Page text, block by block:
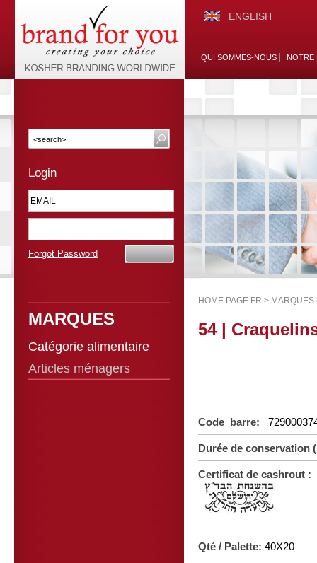
ENGLISH
QUI SOMMES-NOUS NOTRE
Login
Forgot Password
MARQUES
Catégorie alimentaire
Articles ménagers
HOME PAGE FR > MARQUES
54 |
Code barre:
Durée de
Certificat de cashrout :
Qté / Palette: 40X20